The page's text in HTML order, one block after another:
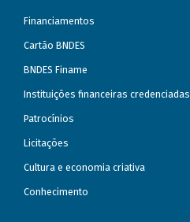
Financiamentos
Cartão BNDES
BNDES Finame
Instituições financeiras credenciadas
Patrocínios
Licitações
Cultura e economia criativa
Conhecimento